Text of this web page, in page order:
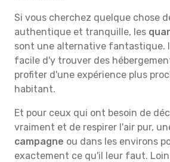
Si vous cherchez quelque chose
authentique et tranquille, les
sont une alternative fantastique.
facile d'y trouver des
profiter d'une expérience plus
habitant.
Et pour ceux qui ont besoin de
vraiment et de respirer l'air pur,
campagne ou dans les environs
exactement ce qu'il leur faut.